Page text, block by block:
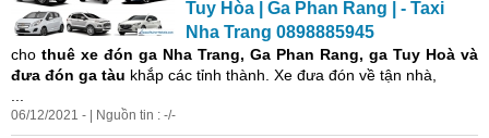
Tuy Hòa | Ga Phan Rang | - Taxi
Nha Trang 0898885945
cho thuê xe đón ga Nha Trang, Ga Phan Rang, ga Tuy Hoà và
đưa đón ga tàu khắp các tỉnh thành. Xe đưa đón về tận nhà,
06/12/2021 - | Nguồn tin : -/-